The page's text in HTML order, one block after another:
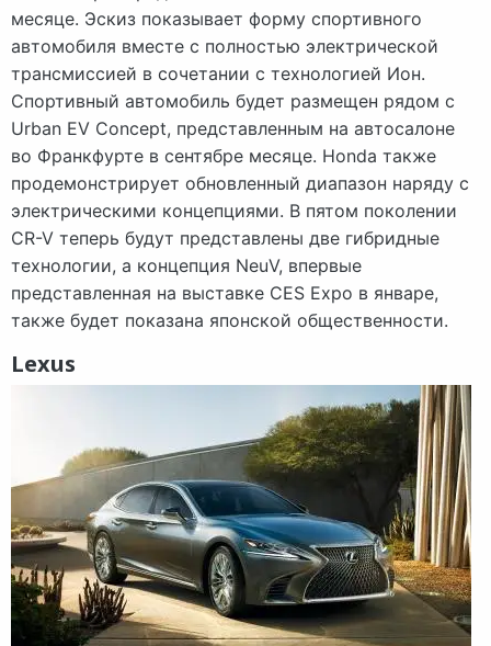
месяце. Эскиз показывает форму спортивного
автомобиля вместе с полностью электрической
трансмиссией в сочетании с технологией Ион.
Спортивный автомобиль будет размещен рядом с
Urban EV Concept, представленным на автосалоне
во Франкфурте в сентябре месяце. Honda также
продемонстрирует обновленный диапазон наряду с
электрическими концепциями. В пятом поколении
CR-V теперь будут представлены две гибридные
технологии, а концепция NeuV, впервые
представленная на выставке CES Expo в январе,
также будет показана японской общественности.
Lexus